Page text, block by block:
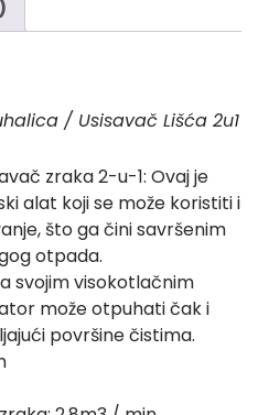
/ Usisavač Lišća 2u1
zraka 2-u-1: Ovaj je
alat koji se može koristiti i
što ga čini savršenim
otpada.
svojim visokotlačnim
može otpuhati čak i
površine čistima.